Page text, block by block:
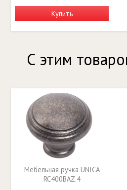
Купить
С этим
Мебельная ручка UNICA
RC400BAZ.4